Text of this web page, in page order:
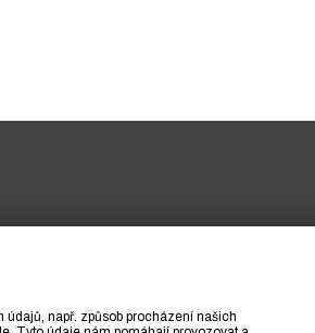
údajů, např. způsob procházení našich